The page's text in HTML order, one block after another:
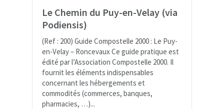
Le Chemin du Puy-en-Velay (via
Podiensis)
(Ref : 200) Guide Compostelle 2000 : Le Puy-
en-Velay – Roncevaux Ce guide pratique est
édité par l’Association Compostelle 2000. Il
fournit les éléments indispensables
concernant les hébergements et
commodités (commerces, banques,
pharmacies, …)...